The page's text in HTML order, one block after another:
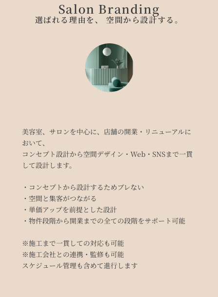
Salon Branding
選ばれる理由を、 空間から設計する。
美容室、サロンを中心に、店舗の開業・リニューアルに
おいて、
コンセプト設計から空間デザイン・Web・SNSまで一貫
して設計します。
・コンセプトから設計するためブレない
・空間と集客がつながる
・単価アップを前提とした設計
・物件段階から開業までの全ての段階をサポート可能
※施工まで一貫しての対応も可能
※施工会社との連携・監修も可能
スケジュール管理も含めて進行します